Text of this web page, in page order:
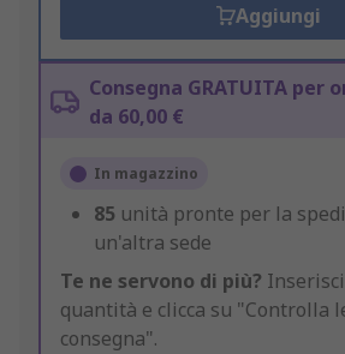
Aggiungi
Consegna GRATUITA per
da 60,00 €
In magazzino
85 unità pronte per la
un'altra sede
Te ne servono di più?
quantità e clicca su "Controlla
consegna".